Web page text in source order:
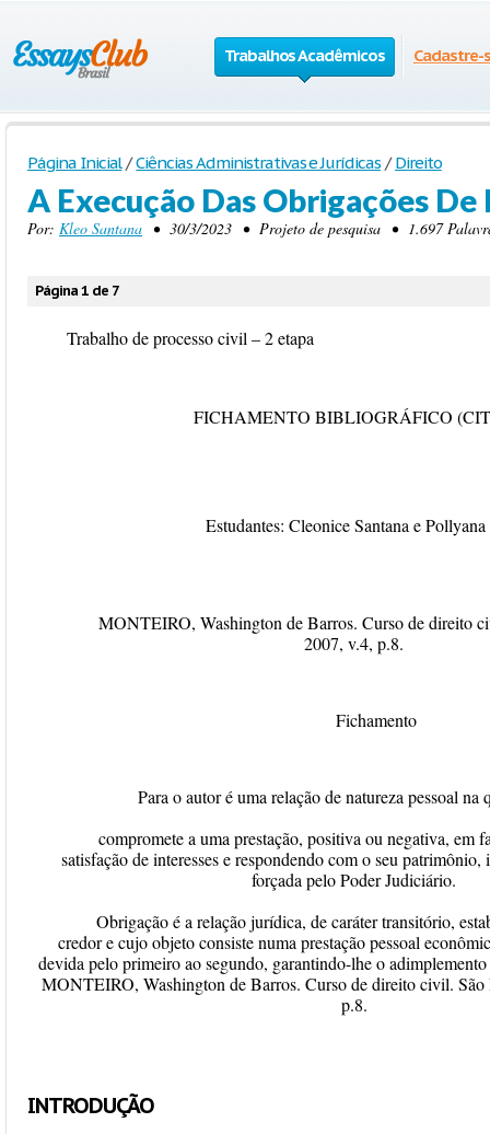
Trabalhos Acadêmicos Cadastre-
Página Inicial / Ciências Administrativas e Jurídicas / Direito
A Execução Das Obrigações De
Por: Kleo Santana • 30/3/2023 • Projeto de pesquisa • 1.697
Página 1 de 7
Trabalho de processo civil – 2 etapa
FICHAMENTO BIBLIOGRÁFICO
Estudantes: Cleonice Santana e
MONTEIRO, Washington de Barros. Curso de direito
2007, v.4, p.8.
Fichamento
Para o autor é uma relação de natureza pessoal na
compromete a uma prestação, positiva ou negativa, em
satisfação de interesses e respondendo com o seu
forçada pelo Poder Judiciário.
Obrigação é a relação jurídica, de caráter transitório,
credor e cujo objeto consiste numa prestação pessoal
devida pelo primeiro ao segundo, garantindo-lhe o
MONTEIRO, Washington de Barros. Curso de direito civil. São
p.8.
INTRODUÇÃO